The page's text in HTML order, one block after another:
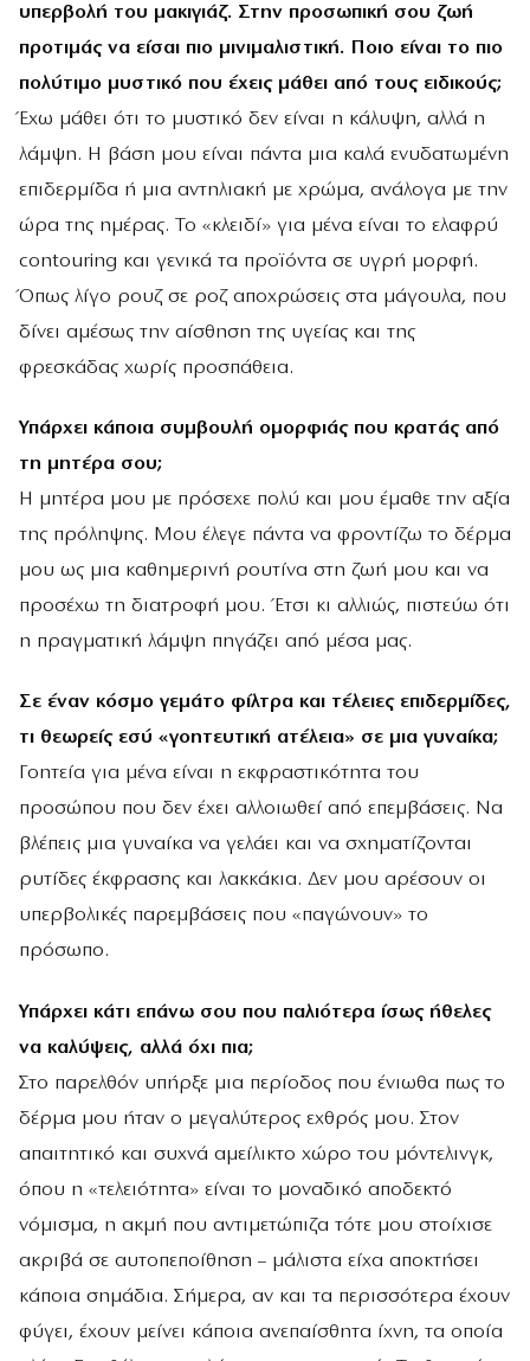
υπερβολή του μακιγιάζ. Στην προσωπική σου ζωή
προτιμάς να είσαι πιο μινιμαλιστική. Ποιο είναι το πιο
πολύτιμο μυστικό που έχεις μάθει από τους ειδικούς;
Έχω μάθει ότι το μυστικό δεν είναι η κάλυψη, αλλά η
λάμψη. Η βάση μου είναι πάντα μια καλά ενυδατωμένη
επιδερμίδα ή μια αντηλιακή με χρώμα, ανάλογα με την
ώρα της ημέρας. Το «κλειδί» για μένα είναι το ελαφρύ
contouring και γενικά τα προϊόντα σε υγρή μορφή.
Όπως λίγο ρουζ σε ροζ αποχρώσεις στα μάγουλα, που
δίνει αμέσως την αίσθηση της υγείας και της
φρεσκάδας χωρίς προσπάθεια.
Υπάρχει κάποια συμβουλή ομορφιάς που κρατάς από
τη μητέρα σου;
Η μητέρα μου με πρόσεχε πολύ και μου έμαθε την αξία
της πρόληψης. Μου έλεγε πάντα να φροντίζω το δέρμα
μου ως μια καθημερινή ρουτίνα στη ζωή μου και να
προσέχω τη διατροφή μου. Έτσι κι αλλιώς, πιστεύω ότι
η πραγματική λάμψη πηγάζει από μέσα μας.
Σε έναν κόσμο γεμάτο φίλτρα και τέλειες επιδερμίδες,
τι θεωρείς εσύ «γοητευτική ατέλεια» σε μια γυναίκα;
Γοητεία για μένα είναι η εκφραστικότητα του
προσώπου που δεν έχει αλλοιωθεί από επεμβάσεις. Να
βλέπεις μια γυναίκα να γελάει και να σχηματίζονται
ρυτίδες έκφρασης και λακκάκια. Δεν μου αρέσουν οι
υπερβολικές παρεμβάσεις που «παγώνουν» το
πρόσωπο.
Υπάρχει κάτι επάνω σου που παλιότερα ίσως ήθελες
να καλύψεις, αλλά όχι πια;
Στο παρελθόν υπήρξε μια περίοδος που ένιωθα πως το
δέρμα μου ήταν ο μεγαλύτερος εχθρός μου. Στον
απαιτητικό και συχνά αμείλικτο χώρο του μόντελινγκ,
όπου η «τελειότητα» είναι το μοναδικό αποδεκτό
νόμισμα, η ακμή που αντιμετώπιζα τότε μου στοίχισε
ακριβά σε αυτοπεποίθηση – μάλιστα είχα αποκτήσει
κάποια σημάδια. Σήμερα, αν και τα περισσότερα έχουν
φύγει, έχουν μείνει κάποια ανεπαίσθητα ίχνη, τα οποία